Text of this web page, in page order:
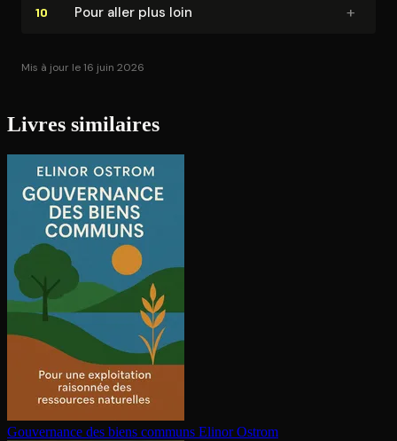
10 Pour aller plus loin +
Mis à jour le 16 juin 2026
Livres similaires
Gouvernance des biens communs Elinor Ostrom